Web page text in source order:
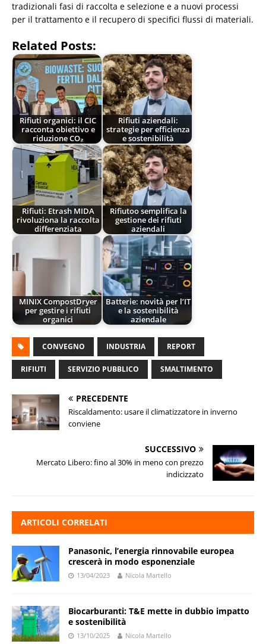
tradizionali fasi di raccolta e selezione e a nuovi processi
per il trattamento e il recupero di specifici flussi di materiali.
Related Posts:
Rifiuti organici: il CIC
racconta obiettivo e
riduzione CO₂
Rifiuti aziendali:
strategie per efficienza
e sostenibilità
Rifiuti: Etrash MIDA
rivoluziona la raccolta
differenziata
Rifiutoo semplifica la
gestione dei rifiuti
aziendali
MINIX CompostDryer
per gestire i rifiuti
organici
Batterie: novità per l’IT
e la sostenibilità
aziendale
CONVEGNO INDUSTRIA REPORT
RIFIUTI SERVIZIO PUBBLICO SMALTIMENTO
PRECEDENTE
Riscaldamento: usare il climatizzatore in inverno
conviene
SUCCESSIVO
Mercato Libero: fino al 30% in meno con prezzo
indicizzato
ARTICOLI CORRELATI
Panasonic, l’energia rinnovabile europea
crescerà in modo esponenziale
13/04/2023 Nicola Martello
Biocarburanti: T&E mette in dubbio impatto
e sostenibilità
13/10/2025 Nicola Martello